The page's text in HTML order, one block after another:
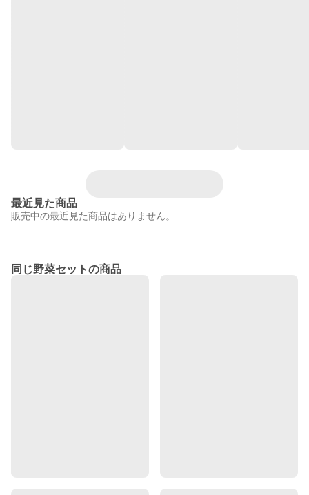
最近見た商品
販売中の最近見た商品はありません。
同じ野菜セットの商品